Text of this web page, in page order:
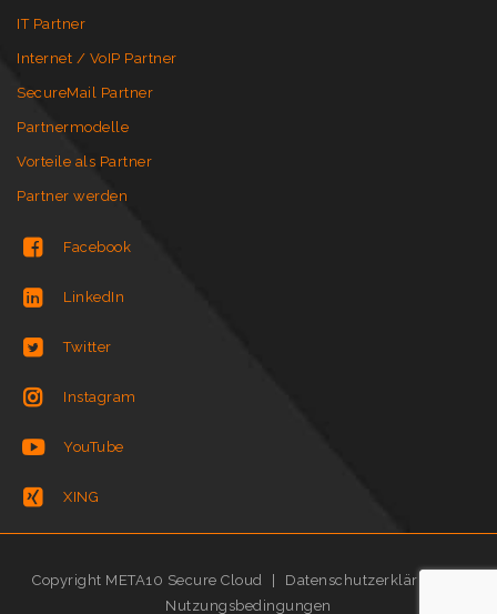
IT Partner
Internet / VoIP Partner
SecureMail Partner
Partnermodelle
Vorteile als Partner
Partner werden
Facebook
LinkedIn
Twitter
Instagram
YouTube
XING
Copyright META10 Secure Cloud Datenschutzerklärung
Nutzungsbedingungen